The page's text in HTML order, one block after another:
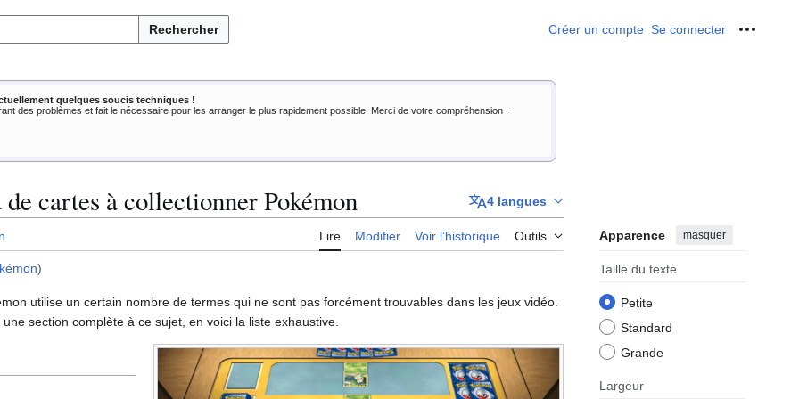
Rechercher Créer un compte Se connecter Outils
quelques soucis techniques !
des problèmes et fait le nécessaire pour les arranger le plus rapidement possible. Merci de votre compréhension !
cartes à collectionner Pokémon 4 langues
Lire Modifier Voir l’historique Outils Apparence masquer
Taille du texte
Petite
Standard
Grande
Largeur
)
utilise un certain nombre de termes qui ne sont pas forcément trouvables dans les jeux vidéo.
section complète à ce sujet, en voici la liste exhaustive.